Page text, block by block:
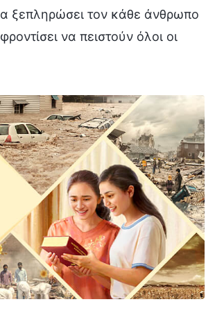
ξεπληρώσει τον κάθε άνθρωπο
να πειστούν όλοι οι